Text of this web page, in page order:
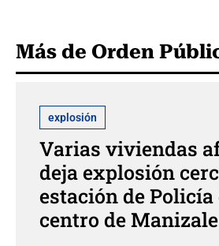
Más de Orden
explosión
Varias viviendas
deja explosión
estación de Policía
centro de